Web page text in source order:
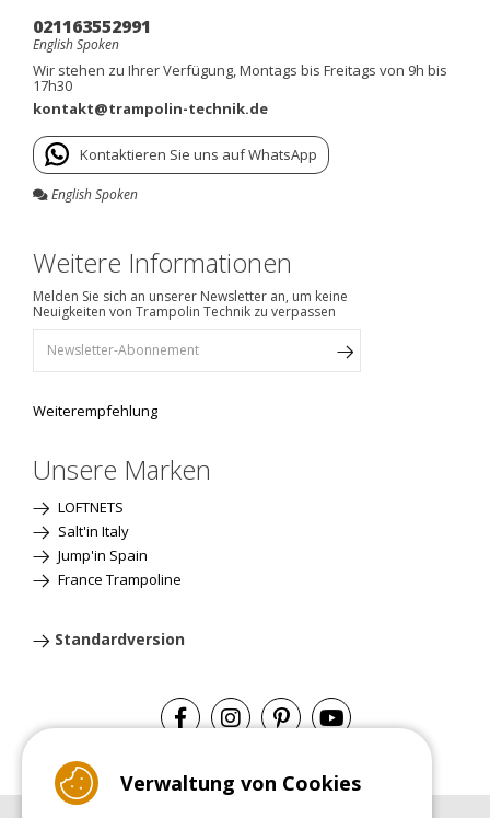
021163552991
English Spoken
Wir stehen zu Ihrer Verfügung, Montags bis Freitags von 9h bis
17h30
kontakt@trampolin-technik.de
Kontaktieren Sie uns auf WhatsApp
English Spoken
Weitere Informationen
Melden Sie sich an unserer Newsletter an, um keine
Neuigkeiten von Trampolin Technik zu verpassen
Weiterempfehlung
Unsere Marken
LOFTNETS
Salt'in Italy
Jump'in Spain
France Trampoline
Standardversion
Verwaltung von Cookies